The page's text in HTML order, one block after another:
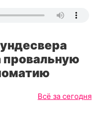
провальную
Всё за сегодня